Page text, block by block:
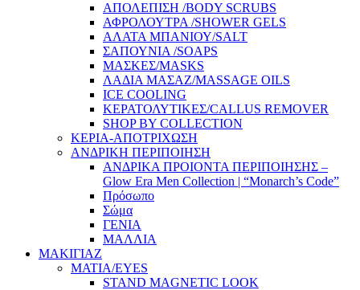
ΑΠΟΛΕΠΙΣΗ /BODY SCRUBS
ΑΦΡΟΛΟΥΤΡΑ /SHOWER GELS
ΑΛΑΤΑ ΜΠΑΝΙΟΥ/SALT
ΣΑΠΟΥΝΙΑ /SOAPS
ΜΑΣΚΕΣ/MASKS
ΛΑΔΙΑ ΜΑΣΑΖ/MASSAGE OILS
ICE COOLING
ΚΕΡΑΤΟΛΥΤΙΚΕΣ/CALLUS REMOVER
SHOP BY COLLECTION
ΚΕΡΙΑ-ΑΠΟΤΡΙΧΩΣΗ
ΑΝΔΡΙΚΗ ΠΕΡΙΠΟΙΗΣΗ
ΑΝΔΡΙΚΑ ΠΡΟΙΟΝΤΑ ΠΕΡΙΠΟΙΗΣΗΣ –
Glow Era Men Collection | “Monarch’s Code”
Πρόσωπο
Σώμα
ΓΕΝΙΑ
ΜΑΛΛΙΑ
ΜΑΚΙΓΙΑΖ
ΜΑΤΙΑ/EYES
STAND MAGNETIC LOOK